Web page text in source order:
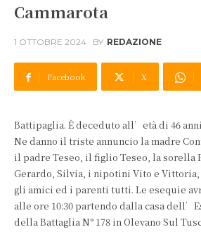
Cammarota
1 OTTOBRE 2024 BY REDAZIONE
Facebook X
Battipaglia. È deceduto all’età di 46
Ne danno il triste annuncio la madre
il padre Teseo, il figlio Teseo, la sorella
Gerardo, Silvia, i nipotini Vito e
gli amici ed i parenti tutti. Le esequie
alle ore 10:30 partendo dalla casa
della Battaglia N° 178 in Olevano Sul